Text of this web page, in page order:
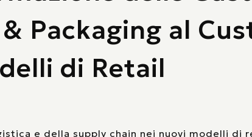
Packaging al
di Retail
e della supply chain nei nuovi modelli di